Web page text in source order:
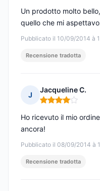
Pubblicato il 10/09/2014 à
Un prodotto molto
quello che mi
Recensione tradotta
J
Jacqueline C.
Nota: 4 su 5
Pubblicato il 08/09/2014 à
Ho ricevuto il mio
ancora!
Recensione tradotta